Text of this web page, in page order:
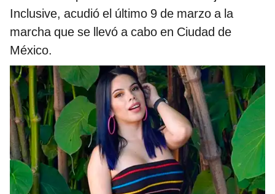
Inclusive, acudió el último 9 de marzo a la
marcha que se llevó a cabo en Ciudad de
México.